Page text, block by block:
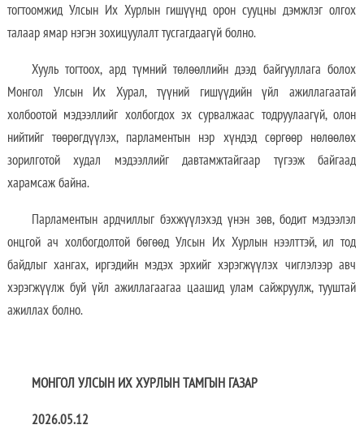
тогтоомжид Улсын Их Хурлын гишүүнд орон сууцны дэмжлэг олгох
талаар ямар нэгэн зохицуулалт тусгагдаагүй болно.
Хууль тогтоох, ард түмний төлөөллийн дээд байгууллага болох
Монгол Улсын Их Хурал, түүний гишүүдийн үйл ажиллагаатай
холбоотой мэдээллийг холбогдох эх сурвалжаас тодруулаагүй, олон
нийтийг төөрөгдүүлэх, парламентын нэр хүндэд сөргөөр нөлөөлөх
зорилготой худал мэдээллийг давтамжтайгаар түгээж байгаад
харамсаж байна.
Парламентын ардчиллыг бэхжүүлэхэд үнэн зөв, бодит мэдээлэл
онцгой ач холбогдолтой бөгөөд Улсын Их Хурлын нээлттэй, ил тод
байдлыг хангах, иргэдийн мэдэх эрхийг хэрэгжүүлэх чиглэлээр авч
хэрэгжүүлж буй үйл ажиллагаагаа цаашид улам сайжруулж, тууштай
ажиллах болно.
МОНГОЛ УЛСЫН ИХ ХУРЛЫН ТАМГЫН ГАЗАР
2026.05.12